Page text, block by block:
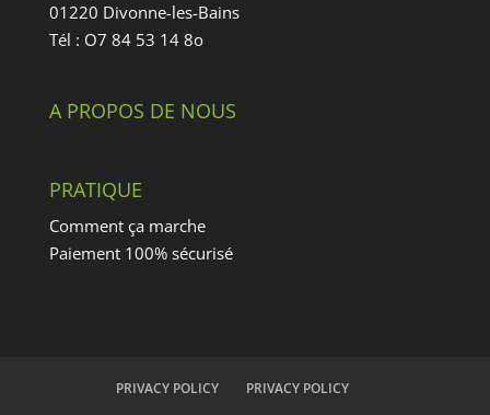
01220 Divonne-les-Bains
Tél : O7 84 53 14 8o
A PROPOS DE NOUS
PRATIQUE
Comment ça marche
Paiement 100% sécurisé
PRIVACY POLICY PRIVACY POLICY